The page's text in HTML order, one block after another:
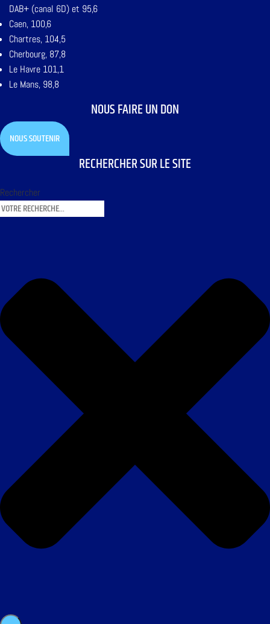
DAB+ (canal 6D) et 95,6
Caen, 100,6
Chartres, 104,5
Cherbourg, 87,8
Le Havre 101,1
Le Mans, 98,8
NOUS FAIRE UN DON
NOUS SOUTENIR
RECHERCHER SUR LE SITE
Rechercher